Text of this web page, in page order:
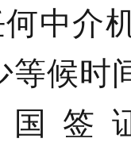
中介
等候时
国签